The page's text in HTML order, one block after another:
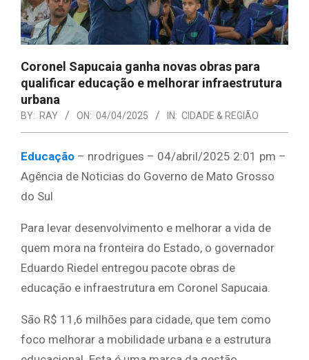
Coronel Sapucaia ganha novas obras para
qualificar educação e melhorar infraestrutura
urbana
BY: RAY ON: 04/04/2025 IN: CIDADE & REGIÃO
Educação – nrodrigues – 04/abril/2025 2:01 pm –
Agência de Noticias do Governo de Mato Grosso
do Sul
Para levar desenvolvimento e melhorar a vida de
quem mora na fronteira do Estado, o governador
Eduardo Riedel entregou pacote obras de
educação e infraestrutura em Coronel Sapucaia.
São R$ 11,6 milhões para cidade, que tem como
foco melhorar a mobilidade urbana e a estrutura